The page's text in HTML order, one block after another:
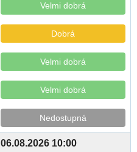
Velmi dobrá
Dobrá
Velmi dobrá
Velmi dobrá
Nedostupná
06.08.2026 10:00